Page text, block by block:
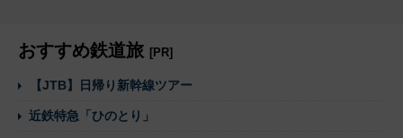
おすすめ鉄道旅 [PR]
【JTB】日帰り新幹線ツアー
近鉄特急「ひのとり」